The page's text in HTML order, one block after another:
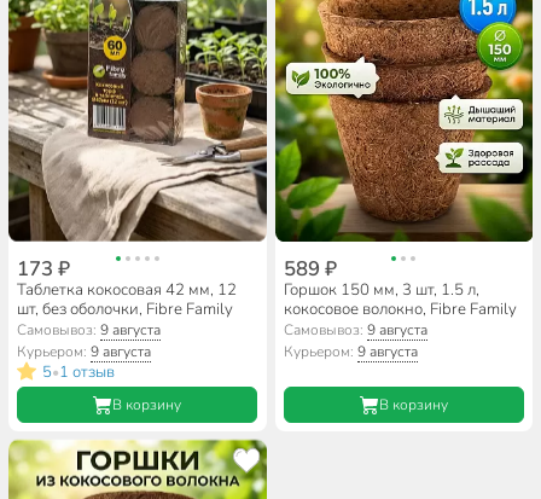
173 ₽
Таблетка кокосовая 42 мм, 12
шт, без оболочки, Fibre Family
Самовывоз:9 августа
Курьером:9 августа
5•1 отзыв
В корзину
589 ₽
Горшок 150 мм, 3 шт, 1.5 л,
кокосовое волокно, Fibre Family
Самовывоз: 9 августа
Курьером: 9 августа
В корзину